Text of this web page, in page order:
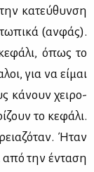
κα­τεύ­θυν­ση
(αν­φάς).
όπως το
για να εί­μαι
κά­νουν χει­ρο­
το κε­φά­λι.
Ήταν
από την έντα­ση